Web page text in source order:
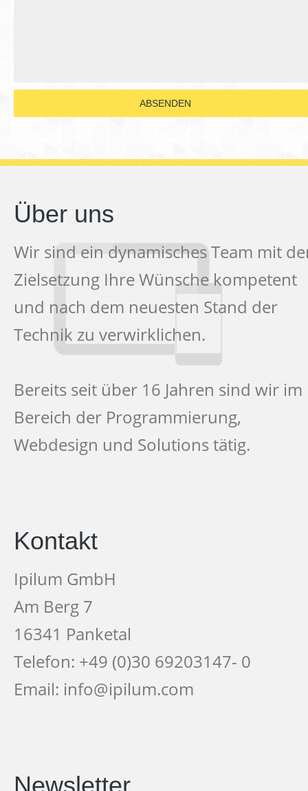
ABSENDEN
Über uns
Wir sind ein dynamisches Team mit
Zielsetzung Ihre Wünsche kompetent
und nach dem neuesten Stand der
Technik zu verwirklichen.
Bereits seit über 16 Jahren sind wir im
Bereich der Programmierung,
Webdesign und Solutions tätig.
Kontakt
Ipilum GmbH
Am Berg 7
16341 Panketal
Telefon: +49 (0)30 69203147- 0
Email: info@ipilum.com
Newsletter